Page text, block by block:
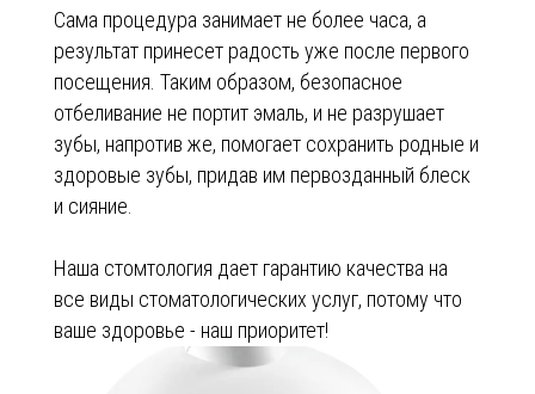
Сама процедура занимает не более часа, а
результат принесет радость уже после первого
посещения. Таким образом, безопасное
отбеливание не портит эмаль, и не разрушает
зубы, напротив же, помогает сохранить родные и
здоровые зубы, придав им первозданный блеск
и сияние.
Наша стомтология дает гарантию качества на
все виды стоматологических услуг, потому что
ваше здоровье - наш приоритет!